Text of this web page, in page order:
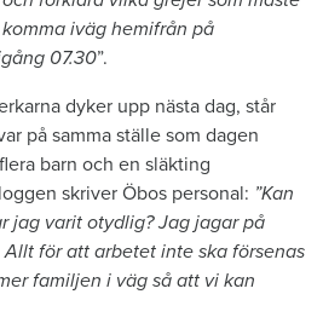
iväg hemifrån på
07.30”.
dyker upp nästa dag, står
på samma ställe som dagen
barn och en släkting
skriver Öbos personal: ”Kan
jag varit otydlig? Jag jagar på
för att arbetet inte ska försenas
familjen i väg så att vi kan